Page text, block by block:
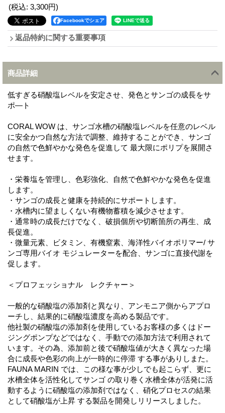
(税込: 3,300円)
Facebookでシェア
返品特約に関する重要事項
商品詳細
低すぎる硝酸塩レベルを安定させ、発色とサンゴの成長をサ
ポ―ト
CORAL WOW は、サンゴ水槽の硝酸塩レベルを任意のレベル
に安全かつ自然な方法で調整、維持することができ、サンゴ
の自然で色鮮やかな発色を促進して 最大限にポリプを展開さ
せます。
・栄養塩を管理し、色彩強化、自然で色鮮やかな発色を促進
します。
・サンゴの成長と健康を持続的にサポートします。
・水槽内に望ましくない有機物蓄積を減少させます。
・通常時の成長だけでなく、破損個所や切断箇所の再生、成
長促進。
・微量元素、ビタミン、有機窒素、海洋性バイオポリマー/ サ
ンゴ専用バイオ モジュレーターを配合、サンゴに直接代謝を
促します。
＜プロフェッショナル レクチャー＞
一般的な硝酸塩の添加剤と異なり、アンモニア側からアプロ
ーチし、結果的に硝酸塩濃度を高める製品です。
他社製の硝酸塩の添加剤を使用しているお客様の多くはドー
ジングポンプなどではなく、手動での添加方法で利用されて
います。その為、添加前と後で硝酸塩値が大きく異なった場
合に成長や色彩の向上が一時的に停滞 する事がありしまた。
FAUNA MARIN では、この様な事が少しでも起こらず、更に
水槽全体を活性化してサンゴ の取り巻く水槽全体が活発に活
動するように硝酸塩の添加剤ではなく、硝化プロセスの結果
として硝酸塩が上昇 する製品を開発しリリースしました。